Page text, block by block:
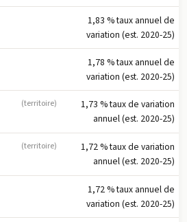
1,83 % taux annuel de
variation (est. 2020-25)
1,78 % taux annuel de
variation (est. 2020-25)
(territoire)
1,73 % taux de variation
annuel (est. 2020-25)
(territoire)
1,72 % taux de variation
annuel (est. 2020-25)
1,72 % taux annuel de
variation (est. 2020-25)